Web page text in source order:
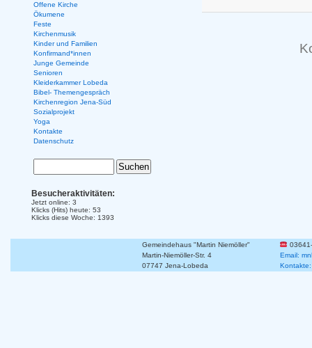
Offene Kirche
Ökumene
Feste
Kirchenmusik
Kinder und Familien
Konfirmand*innen
Junge Gemeinde
Senioren
Kleiderkammer Lobeda
Bibel- Themengespräch
Kirchenregion Jena-Süd
Sozialprojekt
Yoga
Kontakte
Datenschutz
Besucheraktivitäten:
Jetzt online: 3
Klicks (Hits) heute: 53
Klicks diese Woche: 1393
Gemeindehaus "Martin Niemöller"
Martin-Niemöller-Str. 4
Email:
07747 Jena-Lobeda